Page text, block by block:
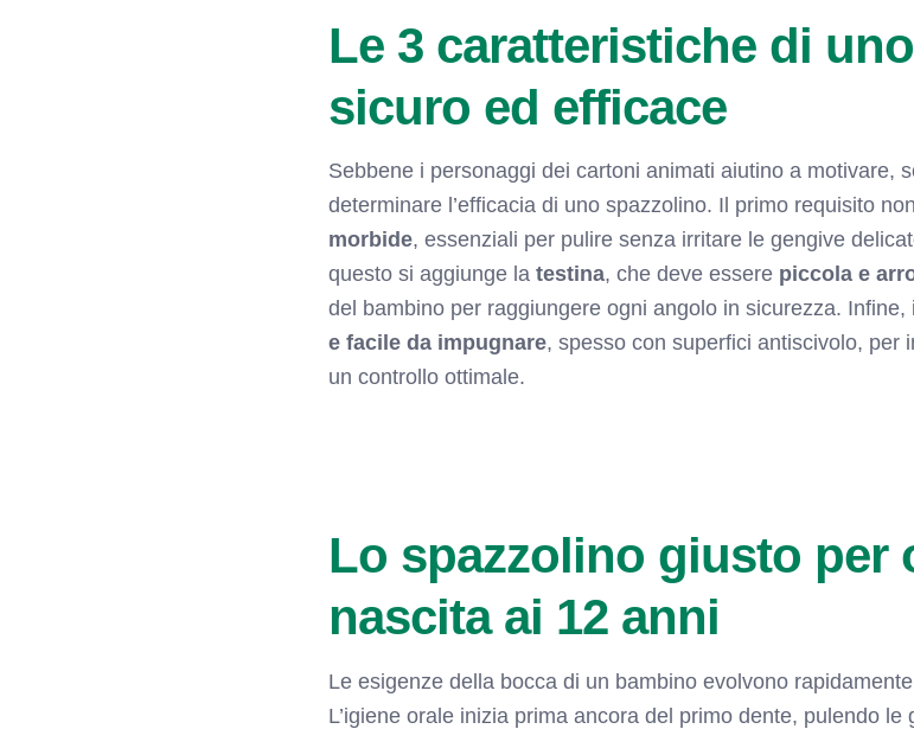
Le 3 caratteristiche di
sicuro ed efficace
Sebbene i personaggi dei cartoni animati aiutino a motivare,
determinare l’efficacia di uno spazzolino. Il primo requisito
morbide, essenziali per pulire senza irritare le gengive
questo si aggiunge latestina, che deve essere piccola e
del bambino per raggiungere ogni angolo in sicurezza. Infine,
e facile da impugnare, spesso con superfici antiscivolo, per
un controllo ottimale.
Lo spazzolino giusto per
nascita ai 12 anni
Le esigenze della bocca di un bambino evolvono
L’igiene orale inizia prima ancora del primo dente, pulendo